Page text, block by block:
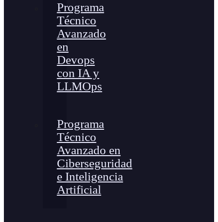
Programa
Técnico
Avanzado
en
Devops
con IA y
LLMOps
Programa
Técnico
Avanzado en
Ciberseguridad
e Inteligencia
Artificial